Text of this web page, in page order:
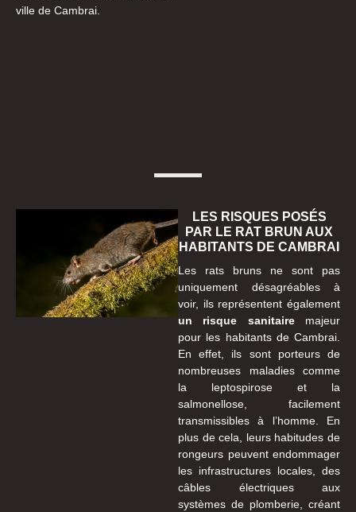
ville de Cambrai.
LES RISQUES POSÉS
PAR LE RAT BRUN AUX
HABITANTS DE CAMBRAI
Les rats bruns ne sont pas
uniquement désagréables à
voir, ils représentent également
un risque sanitairemajeur
pour les habitants de Cambrai.
En effet, ils sont porteurs de
nombreuses maladies comme
la leptospirose et la
salmonellose, facilement
transmissibles à l’homme. En
plus de cela, leurs habitudes de
rongeurs peuvent endommager
les infrastructures locales, des
câbles électriques aux
systèmes de plomberie, créant